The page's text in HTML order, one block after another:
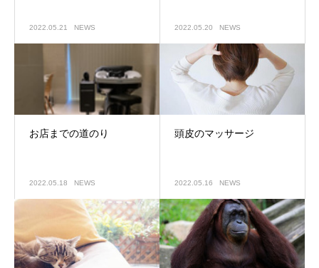
2022.05.21 NEWS 2022.05.20 NEWS
お店までの道のり
2022.05.18 NEWS
頭皮のマッサージ
2022.05.16 NEWS